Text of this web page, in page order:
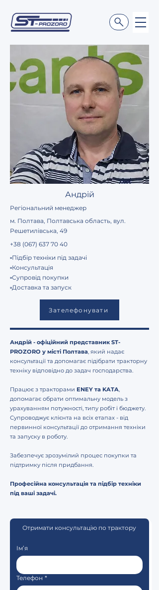
Андрій
Регіональний менеджер
м. Полтава, Полтавська область, вул.
Решетилівська, 49
+38 (067) 637 70 40
▫️Підбір техніки під задачі
▫️Консультація
▫️Супровід покупки
▫️Доставка та запуск
Зателефонувати
Андрій - офіційний представник ST-
PROZORO у місті Полтава, який надає
консультації та допомагає підібрати тракторну
техніку відповідно до задач господарства.
Працює з тракторами ENEY та KATA,
допомагає обрати оптимальну модель з
урахуванням потужності, типу робіт і бюджету.
Супроводжує клієнта на всіх етапах - від
первинної консультації до отримання техніки
та запуску в роботу.
Забезпечує зрозумілий процес покупки та
підтримку після придбання.
Професійна консультація та підбір техніки
під ваші задачі.
Отримати консультацію по трактору
Ім’я
Телефон *